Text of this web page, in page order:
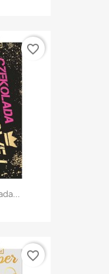
favorite_border
favorite_border